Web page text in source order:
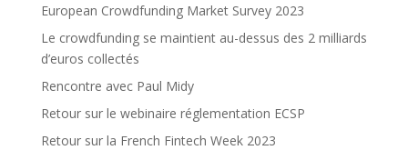
European Crowdfunding Market Survey 2023
Le crowdfunding se maintient au-dessus des 2 milliards
d’euros collectés
Rencontre avec Paul Midy
Retour sur le webinaire réglementation ECSP
Retour sur la French Fintech Week 2023